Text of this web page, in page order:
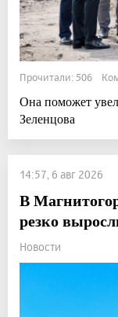
Прочитали: 506
Она поможет
Зеленцова
14:57, 6 авг 2026
В
резко
Новости